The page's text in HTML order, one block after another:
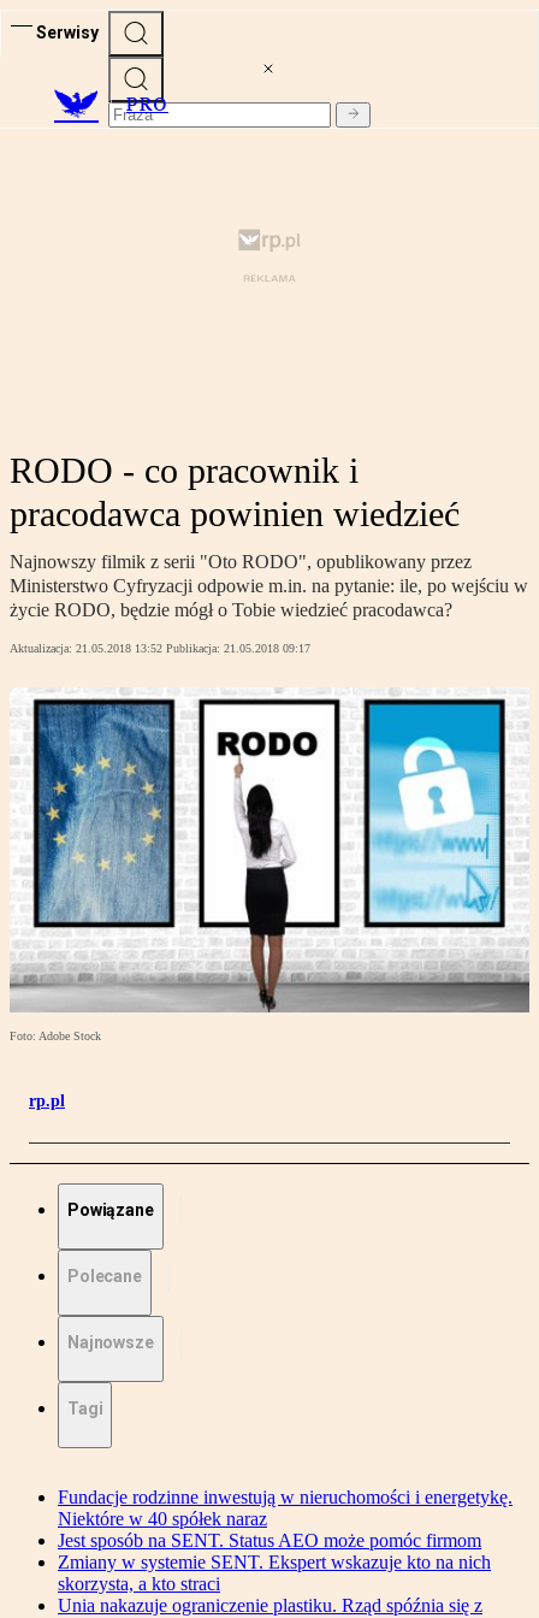
Serwisy
PRO
RODO - co pracownik i
pracodawca powinien wiedzieć
Najnowszy filmik z serii "Oto RODO", opublikowany przez
Ministerstwo Cyfryzacji odpowie m.in. na pytanie: ile, po wejściu w
życie RODO, będzie mógł o Tobie wiedzieć pracodawca?
Aktualizacja: 21.05.2018 13:52 Publikacja: 21.05.2018 09:17
Foto: Adobe Stock
rp.pl
Powiązane
Polecane
Najnowsze
Tagi
Fundacje rodzinne inwestują w nieruchomości i energetykę.
Niektóre w 40 spółek naraz
Jest sposób na SENT. Status AEO może pomóc firmom
Zmiany w systemie SENT. Ekspert wskazuje kto na nich
skorzysta, a kto straci
Unia nakazuje ograniczenie plastiku. Rząd spóźnia się z